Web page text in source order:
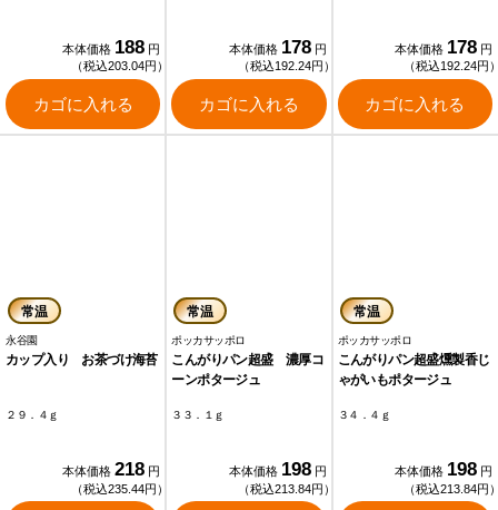
本体価格 188 円
（税込203.04円）
カゴに入れる
本体価格 178 円
（税込192.24円）
カゴに入れる
本体価格 178 円
（税込192.24円
カゴに入れる
常温
永谷園
カップ入り お茶づけ海苔
２９．４ｇ
本体価格 218 円
（税込235.44円）
常温
ポッカサッポロ
こんがりパン超盛 濃厚コ
ーンポタージュ
３３．１ｇ
本体価格 198 円
（税込213.84円）
常温
ポッカサッポロ
こんがりパン超盛燻製香じ
ゃがいもポタージュ
３４．４ｇ
本体価格 198 円
（税込213.84円